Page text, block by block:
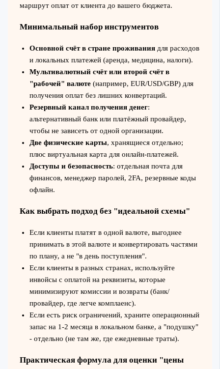
маршрут оплат от клиента до вашего бюджета.
Минимальный набор инструментов
Основной счёт в стране проживаниядля расходов
и локальных платежей (аренда, медицина, налоги).
Мультивалютный счёт или второй счёт в
"рабочей" валюте(например, EUR/USD/GBP) для
получения оплат без лишних конвертаций.
Резервный канал получения денег:
альтернативный банк или платёжный провайдер,
чтобы не зависеть от одной организации.
Две физические карты, хранящиеся отдельно;
плюс виртуальная карта для онлайн‑платежей.
Доступы и безопасность: отдельная почта для
финансов, менеджер паролей, 2FA, резервные коды
офлайн.
Как выбрать подход без "идеальной схемы"
Если клиенты платят в одной валюте, выгоднее
принимать в этой валюте и конвертировать частями
по плану, а не "в день поступления".
Если клиенты в разных странах, используйте
инвойсы с оплатой на реквизиты, которые
минимизируют комиссии и возвраты (банк/
провайдер, где легче комплаенс).
Если есть риск ограничений, храните операционный
запас на 1-2 месяца в локальном банке, а "подушку"
- отдельно (не там же, где ежедневные траты).
Практическая формула для оценки "цены